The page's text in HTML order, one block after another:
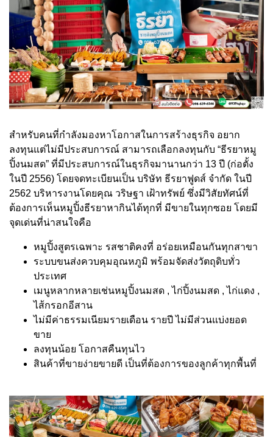
สำหรับคนที่กำลังมองหาโอกาสในการสร้างธุรกิจ อยาก
ลงทุนแต่ไม่มีประสบการณ์ สามารถเลือกลงทุนกับ “ธีรยาหมู
ปิ้งนมสด” ที่มีประสบการณ์ในธุรกิจมานานกว่า 13 ปี (ก่อตั้ง
ในปี 2556) โดยจดทะเบียนเป็น บริษัท ธีรยาฟูดส์ จำกัด ในปี
2562 บริหารงานโดยคุณ วริษฐา เฝ้าทรัพย์ ซึ่งมีวิสัยทัศน์ที่
ต้องการเห็นหมูปิ้งธีรยาหากินได้ทุกที่ มีขายในทุกซอย โดยมี
จุดเด่นที่น่าสนใจคือ
หมูปิ้งสูตรเฉพาะ รสชาติคงที่ อร่อยเหมือนกันทุกสาขา
ระบบขนส่งควบคุมอุณหภูมิ พร้อมจัดส่งวัตถุดิบทั่ว
ประเทศ
เมนูหลากหลายเช่นหมูปิ้งนมสด , ไก่ปิ้งนมสด , ไก่แดง ,
ไส้กรอกอีสาน
ไม่มีค่าธรรมเนียมรายเดือน รายปี ไม่มีส่วนแบ่งยอด
ขาย
ลงทุนน้อย โอกาสคืนทุนไว
สินค้าที่ขายง่ายขายดี เป็นที่ต้องการของลูกค้าทุกพื้นที่